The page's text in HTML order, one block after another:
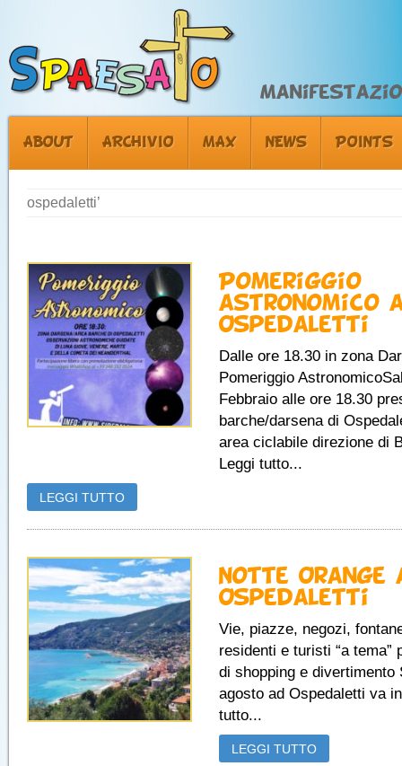
ABOUT ARCHIVIO MAX NEWS POINTS
ospedaletti’
Pomeriggio
astronomico
Ospedaletti
Dalle ore 18.30 in zona
Pomeriggio
Febbraio alle ore 18.30
barche/darsena di
area ciclabile direzione di
Leggi tutto...
LEGGI TUTTO
Notte Orange
Ospedaletti
Vie, piazze, negozi,
residenti e turisti “a tema”
di shopping e divertimento
agosto ad Ospedaletti va
tutto...
LEGGI TUTTO